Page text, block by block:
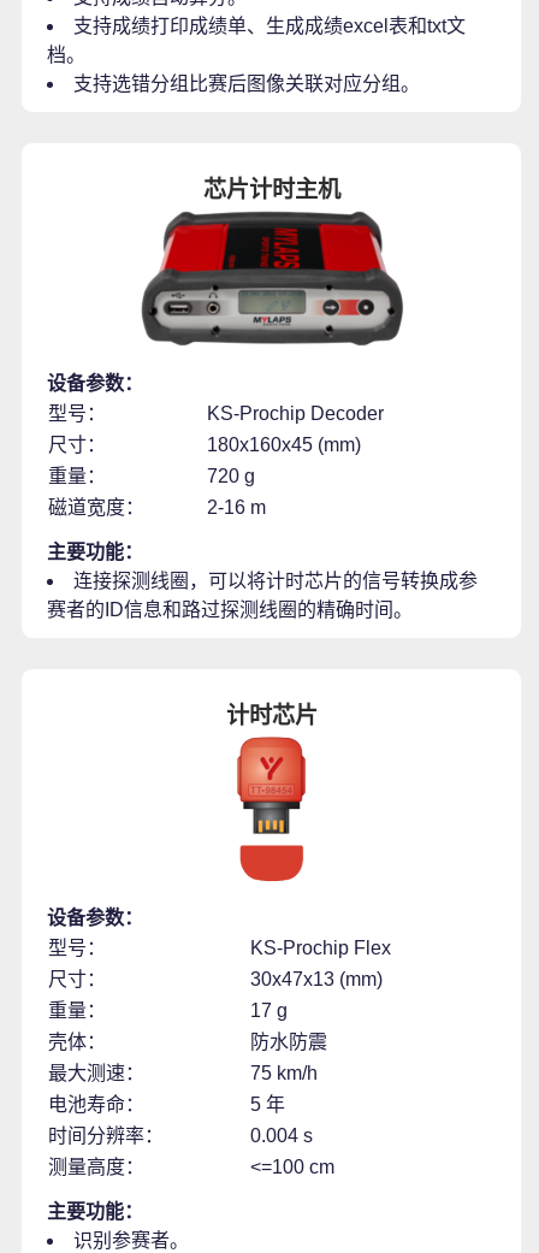
支持成绩打印成绩单、生成成绩excel表和txt文
档。
支持选错分组比赛后图像关联对应分组。
芯片计时主机
设备参数：
型号：
KS-Prochip Decoder
尺寸：
180x160x45 (mm)
重量：
720 g
磁道宽度：
2-16 m
主要功能：
连接探测线圈，可以将计时芯片的信号转换成参
赛者的ID信息和路过探测线圈的精确时间。
计时芯片
设备参数：
型号：
KS-Prochip Flex
尺寸：
30x47x13 (mm)
重量：
17 g
壳体：
防水防震
最大测速：
75 km/h
电池寿命：
5 年
时间分辨率：
0.004 s
测量高度：
<=100 cm
主要功能：
识别参赛者。